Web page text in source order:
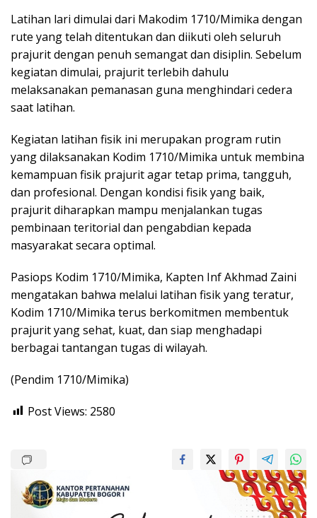
Latihan lari dimulai dari Makodim 1710/Mimika dengan
rute yang telah ditentukan dan diikuti oleh seluruh
prajurit dengan penuh semangat dan disiplin. Sebelum
kegiatan dimulai, prajurit terlebih dahulu
melaksanakan pemanasan guna menghindari cedera
saat latihan.
Kegiatan latihan fisik ini merupakan program rutin
yang dilaksanakan Kodim 1710/Mimika untuk membina
kemampuan fisik prajurit agar tetap prima, tangguh,
dan profesional. Dengan kondisi fisik yang baik,
prajurit diharapkan mampu menjalankan tugas
pembinaan teritorial dan pengabdian kepada
masyarakat secara optimal.
Pasiops Kodim 1710/Mimika, Kapten Inf Akhmad Zaini
mengatakan bahwa melalui latihan fisik yang teratur,
Kodim 1710/Mimika terus berkomitmen membentuk
prajurit yang sehat, kuat, dan siap menghadapi
berbagai tantangan tugas di wilayah.
(Pendim 1710/Mimika)
Post Views: 2580